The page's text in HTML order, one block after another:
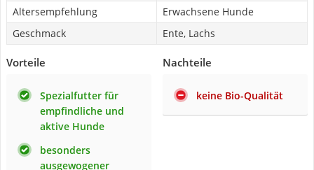
Altersempfehlung
Erwachsene Hunde
Geschmack
Ente, Lachs
Vorteile
Spezialfutter für
empfindliche und
aktive Hunde
besonders
ausgewogener
Nachteile
keine Bio-Qualität